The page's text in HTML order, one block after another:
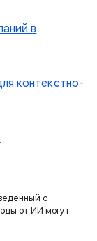
в
контекстно-
с
от ИИ могут